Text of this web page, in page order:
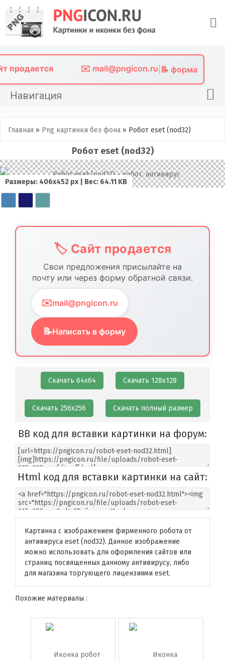
content
продается ✉️ mail@pngicon.ru 📝 форма
Навигация
Png иконки
Картинки без фона
Фото без фона
Главная » Png картинки без фона » Робот eset (nod32)
Робот eset (nod32)
Размеры: 406x452 px | Вес: 64.11 KB
🏷️ Сайт продается
Свои предложения присылайте на
почту или через форму обратной связи.
✉️mail@pngicon.ru
📝Написать в форму
Скачать 64х64 Скачать 128х128
Скачать 256х256 Скачать полный размер
BB код для вставки картинки на форум:
Html код для вставки картинки на сайт:
Картинка с изображением фирменного робота от
антивируса eset (nod32). Данное изображение
можно использовать для оформления сайтов или
страниц посвященных данному антивирусу, либо
для магазина торгующего лицензиями eset.
Похожие материалы :